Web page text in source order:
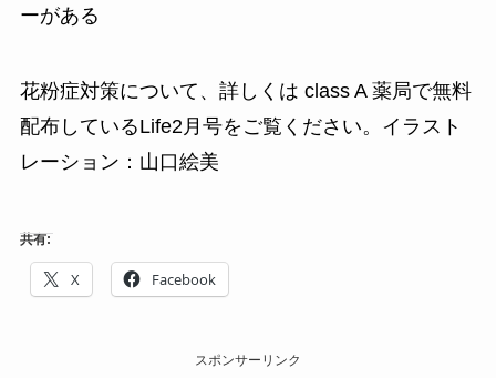
ーがある
花粉症対策について、詳しくは class A 薬局で無料
配布しているLife2月号をご覧ください。イラスト
レーション：山口絵美
共有:
X Facebook
スポンサーリンク